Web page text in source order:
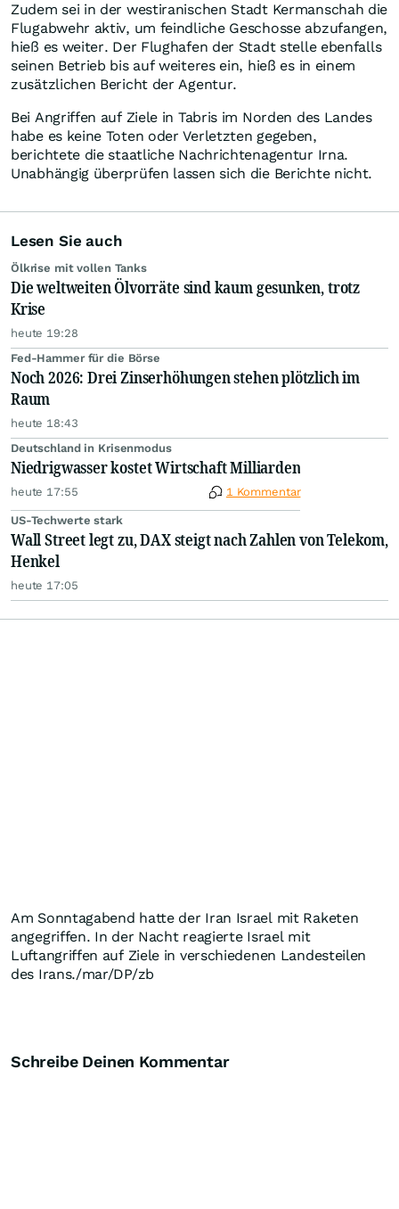
Zudem sei in der westiranischen Stadt Kermanschah die
Flugabwehr aktiv, um feindliche Geschosse abzufangen,
hieß es weiter. Der Flughafen der Stadt stelle ebenfalls
seinen Betrieb bis auf weiteres ein, hieß es in einem
zusätzlichen Bericht der Agentur.
Bei Angriffen auf Ziele in Tabris im Norden des Landes
habe es keine Toten oder Verletzten gegeben,
berichtete die staatliche Nachrichtenagentur Irna.
Unabhängig überprüfen lassen sich die Berichte nicht.
Lesen Sie auch
Ölkrise mit vollen Tanks
Die weltweiten Ölvorräte sind kaum gesunken, trotz
Krise
heute 19:28
Fed-Hammer für die Börse
Noch 2026: Drei Zinserhöhungen stehen plötzlich im
Raum
heute 18:43
Deutschland in Krisenmodus
Niedrigwasser kostet Wirtschaft Milliarden
heute 17:55 1 Kommentar
US-Techwerte stark
Wall Street legt zu, DAX steigt nach Zahlen von Telekom,
Henkel
heute 17:05
Am Sonntagabend hatte der Iran Israel mit Raketen
angegriffen. In der Nacht reagierte Israel mit
Luftangriffen auf Ziele in verschiedenen Landesteilen
des Irans./mar/DP/zb
Schreibe Deinen Kommentar